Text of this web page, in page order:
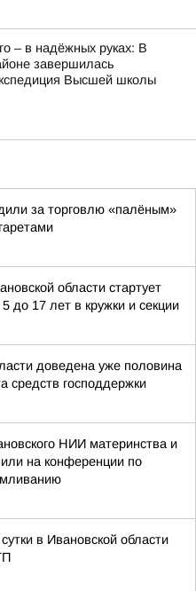
– в надёжных руках: В
завершилась
Высшей школы
за торговлю «палёным»
области стартует
до 17 лет в кружки и секции
доведена уже половина
средств господдержки
НИИ материнства и
на конференции по
в Ивановской области